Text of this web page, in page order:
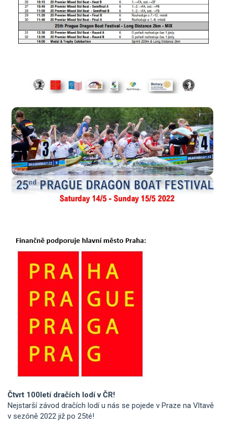
Čtvrt 100letí dračích lodí v ČR!
Nejstarší závod dračích lodí u nás se pojede v Praze na Vltavě
v sezóně 2022 již po 25té!